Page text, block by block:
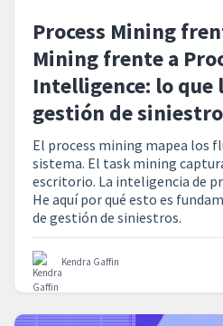
Process Mining
Mining frente a
Intelligence: lo que
gestión de
El process mining mapea los
sistema. El task mining
escritorio. La inteligencia de
He aquí por qué esto es
de gestión de siniestros.
Kendra Gaffin